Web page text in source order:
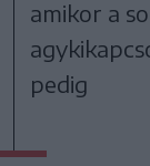
amikor a
pedig